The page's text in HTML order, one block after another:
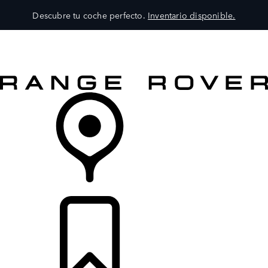
Descubre tu coche perfecto. Inventario disponible.